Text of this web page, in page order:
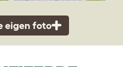
eigen foto